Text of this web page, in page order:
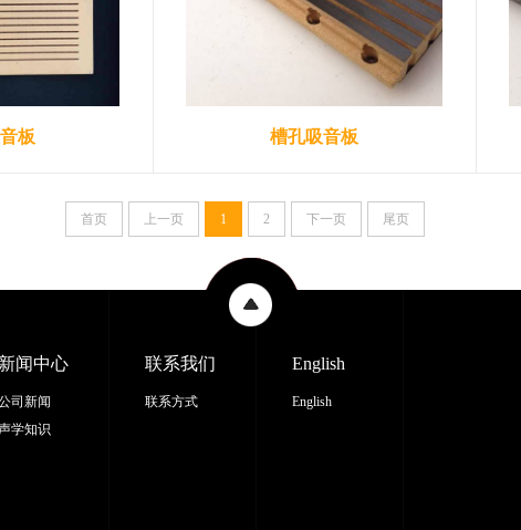
板 槽孔吸音板
首页 上一页 1 2 下一页 尾页
闻中心
司新闻
学知识
联系我们
联系方式
English
English